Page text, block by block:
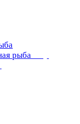
рыба